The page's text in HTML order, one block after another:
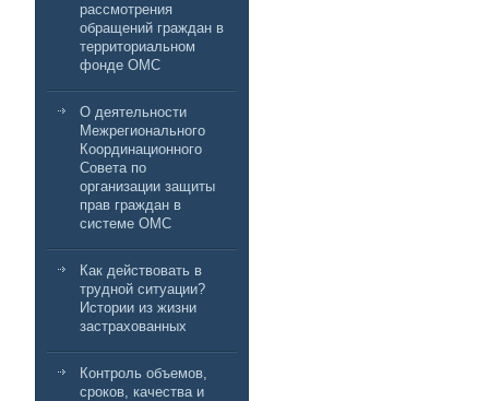
рассмотрения
обращений граждан в
территориальном
фонде ОМС
О деятельности
Межрегионального
Координационного
Совета по
организации защиты
прав граждан в
системе ОМС
Как действовать в
трудной ситуации?
Истории из жизни
застрахованных
Контроль объемов,
сроков, качества и